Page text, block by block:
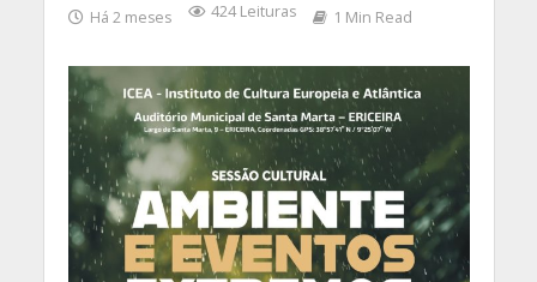
Há 2 meses 424 Leituras 1 Min Read